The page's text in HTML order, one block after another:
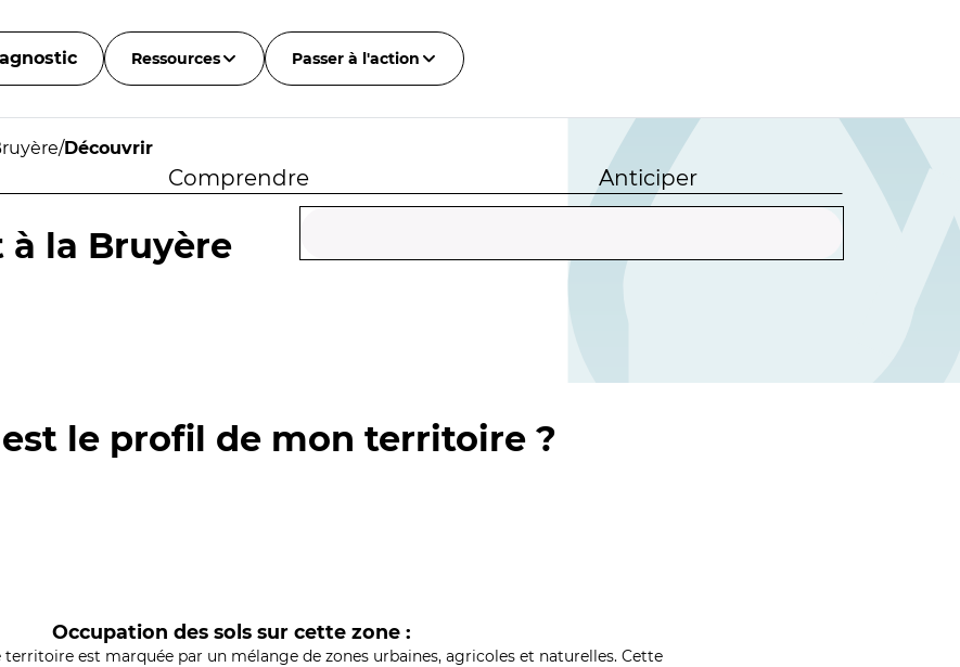
Ressources Passer à l'action
/Découvrir
Comprendre Anticiper
à la Bruyère
le profil de mon territoire ?
Occupation des sols sur cette zone :
territoire est marquée par un mélange de zones urbaines, agricoles et naturelles. Cette